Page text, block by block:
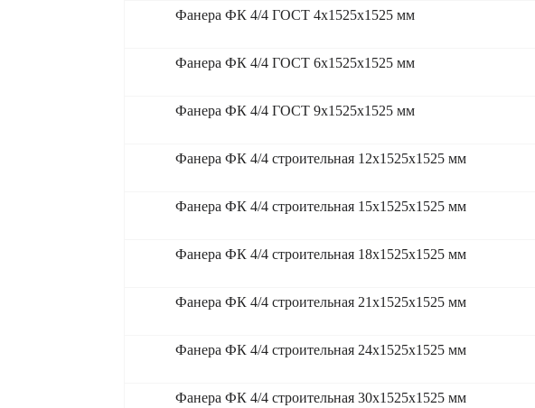
Фанера ФК 4/4 ГОСТ 4x1525x1525 мм
Фанера ФК 4/4 ГОСТ 6x1525x1525 мм
Фанера ФК 4/4 ГОСТ 9x1525x1525 мм
Фанера ФК 4/4 строительная 12x1525x1525 мм
Фанера ФК 4/4 строительная 15x1525x1525 мм
Фанера ФК 4/4 строительная 18x1525x1525 мм
Фанера ФК 4/4 строительная 21x1525x1525 мм
Фанера ФК 4/4 строительная 24x1525x1525 мм
Фанера ФК 4/4 строительная 30x1525x1525 мм